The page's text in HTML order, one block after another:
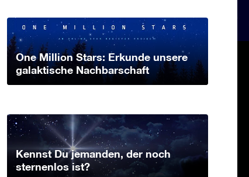
One Million Stars: Erkunde unsere
galaktische Nachbarschaft
Kennst Du jemanden, der noch
sternenlos ist?